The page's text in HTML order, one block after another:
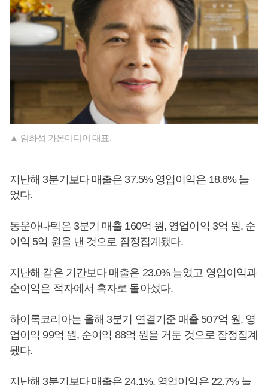
▲ 임화섭 가온미디어 대표.
지난해 3분기보다 매출은 37.5% 영업이익은 18.6% 늘
었다.
동운아나텍은 3분기 매출 160억 원, 영업이익 3억 원, 순
이익 5억 원을 낸 것으로 잠정집계됐다.
지난해 같은 기간보다 매출은 23.0% 늘었고 영업이익과
순이익은 적자에서 흑자로 돌아섰다.
하이록코리아는 올해 3분기 연결기준 매출 507억 원, 영
업이익 99억 원, 순이익 88억 원을 거둔 것으로 잠정집계
됐다.
지난해 3분기보다 매출은 24.1%, 영업이익은 22.7% 늘